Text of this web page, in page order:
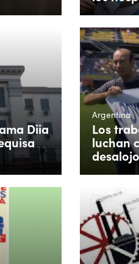
Diia
Argentina
Los
luchan
desalojo